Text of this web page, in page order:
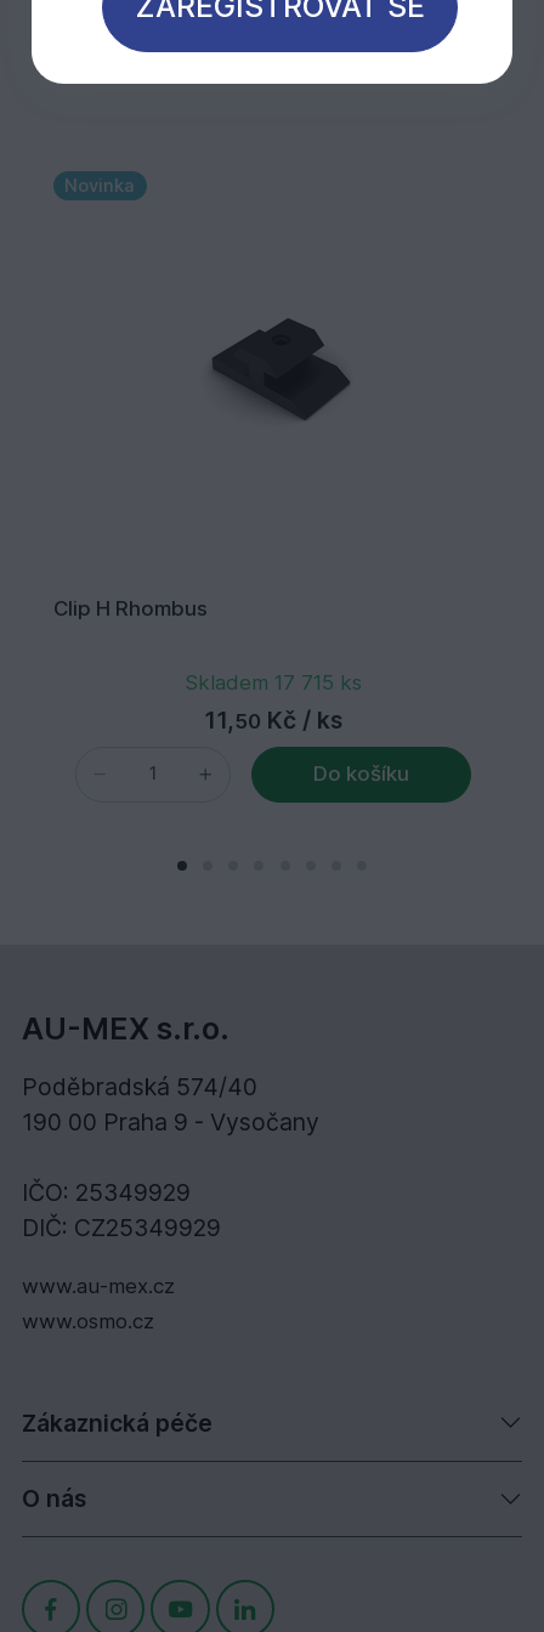
Mohlo by Vás zajímat
Novinka
Clip H Rhombus
Skladem 17 715 ks
11, 50 Kč / ks
Do košíku
AU-MEX s.r.o.
Poděbradská 574/40
190 00 Praha 9 - Vysočany
IČO: 25349929
DIČ: CZ25349929
www.au-mex.cz
www.osmo.cz
Zákaznická péče
O nás